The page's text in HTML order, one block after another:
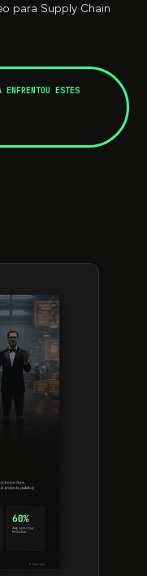
para Supply Chain
ESTES